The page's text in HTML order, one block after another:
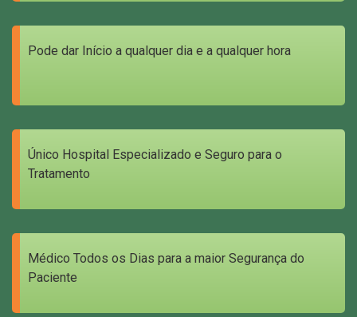
Pode dar Início a qualquer dia e a qualquer hora
Único Hospital Especializado e Seguro para o
Tratamento
Médico Todos os Dias para a maior Segurança do
Paciente